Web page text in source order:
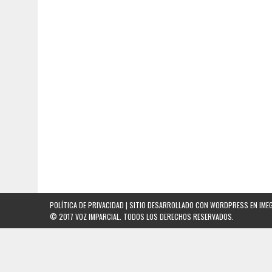
POLÍTICA DE PRIVACIDAD | SITIO DESARROLLADO CON WORDPRESS EN
© 2017 VOZ IMPARCIAL. TODOS LOS DERECHOS RESERVADOS.